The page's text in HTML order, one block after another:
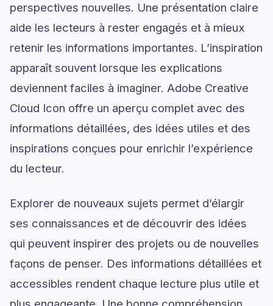
perspectives nouvelles. Une présentation claire
aide les lecteurs à rester engagés et à mieux
retenir les informations importantes. L’inspiration
apparaît souvent lorsque les explications
deviennent faciles à imaginer. Adobe Creative
Cloud Icon offre un aperçu complet avec des
informations détaillées, des idées utiles et des
inspirations conçues pour enrichir l’expérience
du lecteur.
Explorer de nouveaux sujets permet d’élargir
ses connaissances et de découvrir des idées
qui peuvent inspirer des projets ou de nouvelles
façons de penser. Des informations détaillées et
accessibles rendent chaque lecture plus utile et